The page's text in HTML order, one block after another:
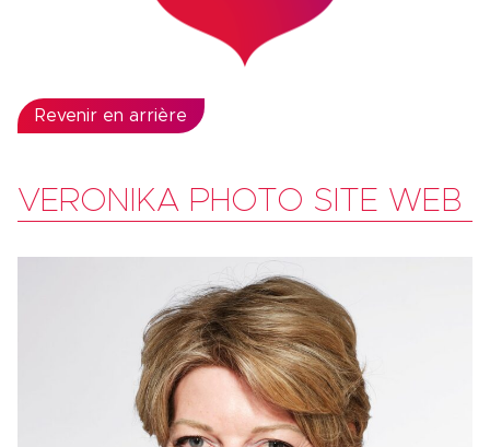
Revenir en arrière
VERONIKA PHOTO SITE WEB